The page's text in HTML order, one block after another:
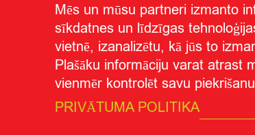
Mēs un mūsu partneri izmanto
sīkdatnes un līdzīgas
vietnē, izanalizētu, kā jūs to
Plašāku informāciju varat atrast
vienmēr kontrolēt savu
PRIVĀTUMA POLITIKA